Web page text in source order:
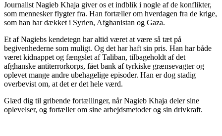
Journalist Nagieb Khaja giver os et indblik i nogle af de konflikter,
som mennesker flygter fra. Han fortæller om hverdagen fra de krige,
som han har dækket i Syrien, Afghanistan og Gaza.
Et af Nagiebs kendetegn har altid været at være så tæt på
begivenhederne som muligt. Og det har haft sin pris. Han har både
været kidnappet og fængslet af Taliban, tilbageholdt af det
afghanske antiterrorkorps, fået bank af tyrkiske grænsevagter og
oplevet mange andre ubehagelige episoder. Han er dog stadig
overbevist om, at det er det hele værd.
Glæd dig til gribende fortællinger, når Nagieb Khaja deler sine
oplevelser, og fortæller om sine arbejdsmetoder og sin drivkraft.